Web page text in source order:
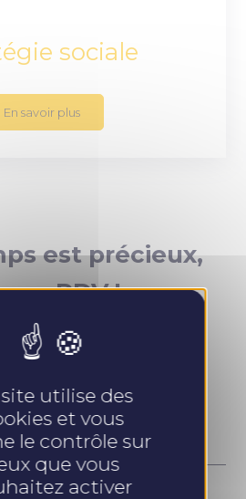
sociale
En savoir plus
est précieux,
RDV !
site utilise des
et vous
le contrôle sur
que vous
activer